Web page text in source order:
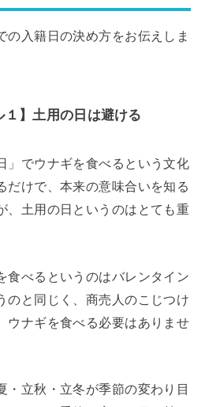
の入籍日の決め方をお伝えしま
１】土用の日は避ける
」でウナギを食べるという文化
だけで、本来の意味合いを知る
、土用の日というのはとても重
食べるというのはバレンタイン
のと同じく、商売人のこじつけ
ウナギを食べる必要はありませ
・立秋・立冬が季節の変わり目